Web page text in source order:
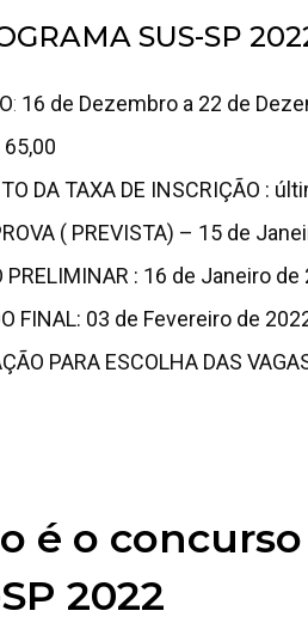
SUS-SP
: 16 de Dezembro a 22 de
65,00
DA TAXA DE INSCRIÇÃO :
( PREVISTA) – 15 de
PRELIMINAR : 16 de Janeiro de
FINAL: 03 de Fevereiro de
PARA ESCOLHA DAS
é o
2022